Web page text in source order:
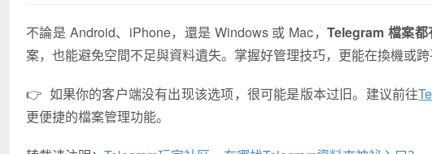
不論是 Android、iPhone，還是 Windows 或 Mac，Telegram 檔案
案，也能避免空間不足與資料遺失。掌握好管理技巧，更能在換機或
👉 如果你的客户端没有出现该选项，很可能是版本过旧。建议前往
更便捷的檔案管理功能。